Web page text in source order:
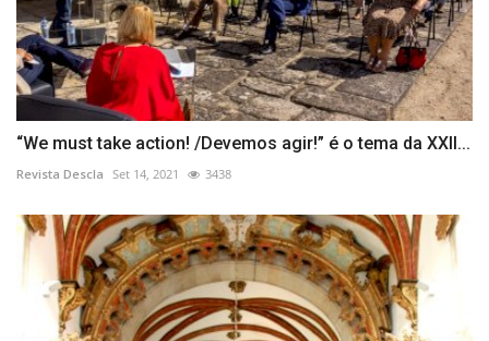
“We must take action! /Devemos agir!” é o tema da XXII...
Revista Descla Set 14, 2021 3438